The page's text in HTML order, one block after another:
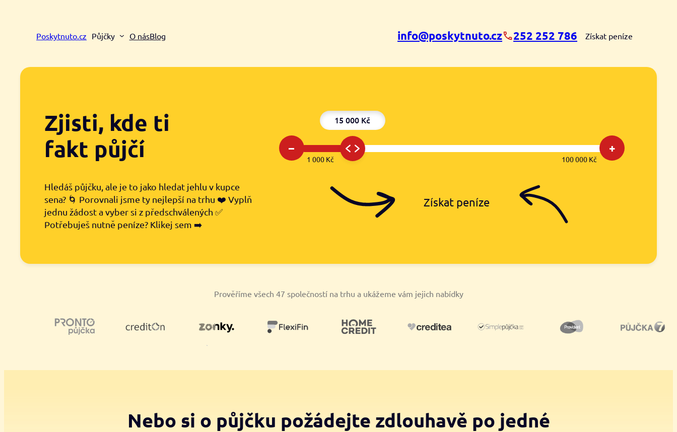
Poskytnuto.cz Půjčky O násBlog info@poskytnuto.cz 252 252 786 Získat peníze
Zjisti, kde ti
fakt půjčí
Hledáš půjčku, ale je to jako hledat jehlu v kupce
sena? 🌀 Porovnali jsme ty nejlepší na trhu ❤️ Vyplň
jednu žádost a vyber si z předschválených ✅
Potřebuješ nutně peníze? Klikej sem ➡️
15 000 Kč
– +
1 000 Kč 100 000 Kč
Získat peníze
Prověříme všech 47 společností na trhu a ukážeme vám jejich nabídky
Nebo si o půjčku požádejte zdlouhavě po jedné